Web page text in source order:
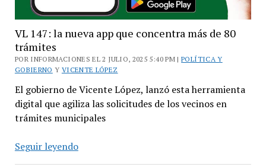
VL 147: la nueva app que concentra más de 80
trámites
POR INFORMACIONES EL 2 JULIO, 2025 5:40 PM |POLÍTICA Y
GOBIERNO Y VICENTE LÓPEZ
El gobierno de Vicente López, lanzó esta herramienta
digital que agiliza las solicitudes de los vecinos en
trámites municipales
Seguir leyendoVL